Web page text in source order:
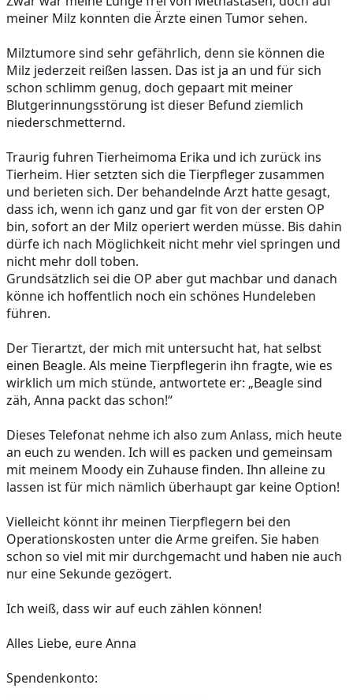
meiner Milz konnten die Ärzte einen Tumor sehen.
Milztumore sind sehr gefährlich, denn sie können die
Milz jederzeit reißen lassen. Das ist ja an und für sich
schon schlimm genug, doch gepaart mit meiner
Blutgerinnungsstörung ist dieser Befund ziemlich
niederschmetternd.
Traurig fuhren Tierheimoma Erika und ich zurück ins
Tierheim. Hier setzten sich die Tierpfleger zusammen
und berieten sich. Der behandelnde Arzt hatte gesagt,
dass ich, wenn ich ganz und gar fit von der ersten OP
bin, sofort an der Milz operiert werden müsse. Bis dahin
dürfe ich nach Möglichkeit nicht mehr viel springen und
nicht mehr doll toben.
Grundsätzlich sei die OP aber gut machbar und danach
könne ich hoffentlich noch ein schönes Hundeleben
führen.
Der Tierartzt, der mich mit untersucht hat, hat selbst
einen Beagle. Als meine Tierpflegerin ihn fragte, wie es
wirklich um mich stünde, antwortete er: „Beagle sind
zäh, Anna packt das schon!“
Dieses Telefonat nehme ich also zum Anlass, mich heute
an euch zu wenden. Ich will es packen und gemeinsam
mit meinem Moody ein Zuhause finden. Ihn alleine zu
lassen ist für mich nämlich überhaupt gar keine Option!
Vielleicht könnt ihr meinen Tierpflegern bei den
Operationskosten unter die Arme greifen. Sie haben
schon so viel mit mir durchgemacht und haben nie auch
nur eine Sekunde gezögert.
Ich weiß, dass wir auf euch zählen können!
Alles Liebe, eure Anna
Spendenkonto: